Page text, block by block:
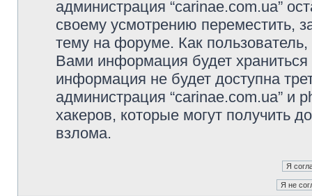
администрация “carinae.com.ua”
своему усмотрению переместить,
тему на форуме. Как
Вами информация будет
информация не будет доступна
администрация “carinae.com.ua” и
хакеров, которые могут получить
взлома.